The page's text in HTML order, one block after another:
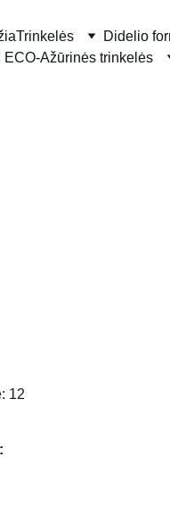
Trinkelės Didelio
ECO-Ažūrinės trinkelės
12